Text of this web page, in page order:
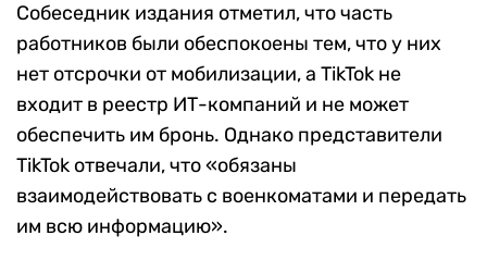
Собеседник издания отметил, что часть
работников были обеспокоены тем, что у них
нет отсрочки от мобилизации, а TikTok не
входит в реестр ИТ-компаний и не может
обеспечить им бронь. Однако представители
TikTok отвечали, что «обязаны
взаимодействовать с военкоматами и передать
им всю информацию».